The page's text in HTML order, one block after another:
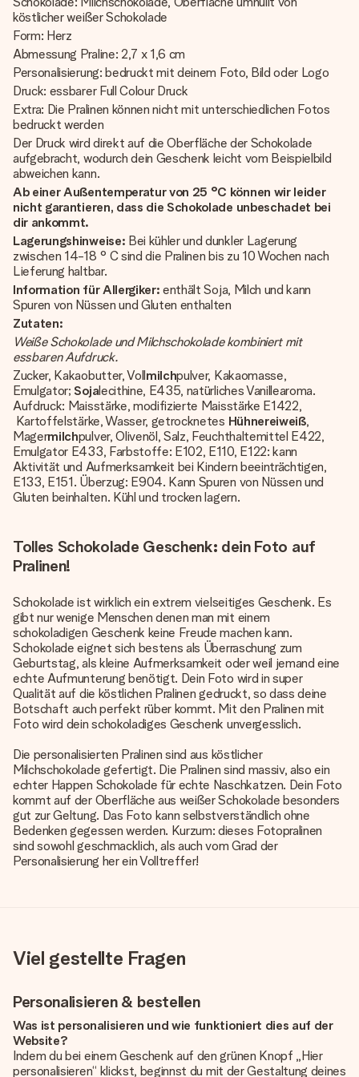
köstlicher weißer Schokolade
Form: Herz
Abmessung Praline: 2,7 x 1,6 cm
Personalisierung: bedruckt mit deinem Foto, Bild oder Logo
Druck: essbarer Full Colour Druck
Extra: Die Pralinen können nicht mit unterschiedlichen Fotos
bedruckt werden
Der Druck wird direkt auf die Oberfläche der Schokolade
aufgebracht, wodurch dein Geschenk leicht vom Beispielbild
abweichen kann.
Ab einer Außentemperatur von 25 °C können wir leider
nicht garantieren, dass die Schokolade unbeschadet bei
dir ankommt.
Lagerungshinweise: Bei kühler und dunkler Lagerung
zwischen 14-18 ° C sind die Pralinen bis zu 10 Wochen nach
Lieferung haltbar.
Information für Allergiker: enthält Soja, Milch und kann
Spuren von Nüssen und Gluten enthalten
Zutaten:
Weiße Schokolade und Milchschokolade kombiniert mit
essbaren Aufdruck.
Zucker, Kakaobutter, Vollmilchpulver, Kakaomasse,
Emulgator;Sojalecithine, E435, natürliches Vanillearoma.
Aufdruck: Maisstärke, modifizierte Maisstärke E1422,
Kartoffelstärke, Wasser, getrocknetes Hühnereiweiß,
Magermilchpulver, Olivenöl, Salz, Feuchthaltemittel E422,
Emulgator E433, Farbstoffe: E102, E110, E122: kann
Aktivität und Aufmerksamkeit bei Kindern beeinträchtigen,
E133, E151. Überzug: E904. Kann Spuren von Nüssen und
Gluten beinhalten. Kühl und trocken lagern.
Tolles Schokolade Geschenk: dein Foto auf
Pralinen!
Schokolade ist wirklich ein extrem vielseitiges Geschenk. Es
gibt nur wenige Menschen denen man mit einem
schokoladigen Geschenk keine Freude machen kann.
Schokolade eignet sich bestens als Überraschung zum
Geburtstag, als kleine Aufmerksamkeit oder weil jemand eine
echte Aufmunterung benötigt. Dein Foto wird in super
Qualität auf die köstlichen Pralinen gedruckt, so dass deine
Botschaft auch perfekt rüber kommt. Mit den Pralinen mit
Foto wird dein schokoladiges Geschenk unvergesslich.
Die personalisierten Pralinen sind aus köstlicher
Milchschokolade gefertigt. Die Pralinen sind massiv, also ein
echter Happen Schokolade für echte Naschkatzen. Dein Foto
kommt auf der Oberfläche aus weißer Schokolade besonders
gut zur Geltung. Das Foto kann selbstverständlich ohne
Bedenken gegessen werden. Kurzum: dieses Fotopralinen
sind sowohl geschmacklich, als auch vom Grad der
Personalisierung her ein Volltreffer!
Viel gestellte Fragen
Personalisieren & bestellen
Was ist personalisieren und wie funktioniert dies auf der
Website?
Indem du bei einem Geschenk auf den grünen Knopf „Hier
personalisieren“ klickst, beginnst du mit der Gestaltung deines